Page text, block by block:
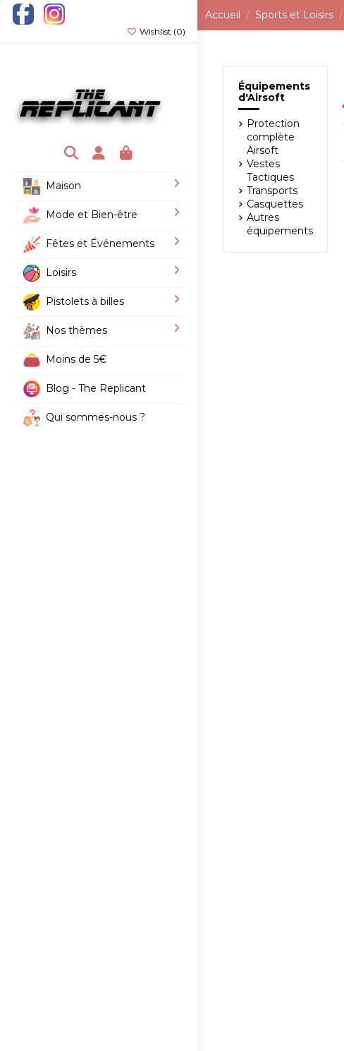
Wishlist (0)
Maison
Mode et Bien-être
Fêtes et Événements
Loisirs
Pistolets à billes
Nos thèmes
Moins de 5€
Blog - The Replicant
Qui sommes-nous ?
Accueil Sports et Loisirs
Équipements
d'Airsoft
Protection
complète
Airsoft
Vestes
Tactiques
Transports
Casquettes
Autres
équipements